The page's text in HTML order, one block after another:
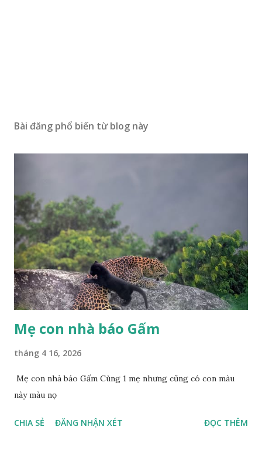
Bài đăng phổ biến từ blog này
Mẹ con nhà báo Gấm
tháng 4 16, 2026
Mẹ con nhà báo Gấm Cùng 1 mẹ nhưng cũng có con màu
này màu nọ
CHIA SẺ ĐĂNG NHẬN XÉT ĐỌC THÊM